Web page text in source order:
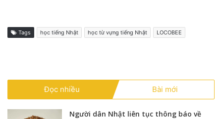
Tags học tiếng Nhật học từ vựng tiếng Nhật LOCOBEE
Đọc nhiều Bài mới
Người dân Nhật liên tục thông báo về